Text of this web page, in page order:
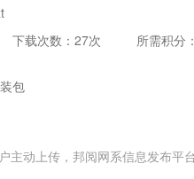
下载次数：27次 所需积分
包
主动上传，邦阅网系信息发布平